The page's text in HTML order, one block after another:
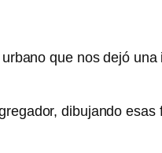
que nos dejó
dibujando